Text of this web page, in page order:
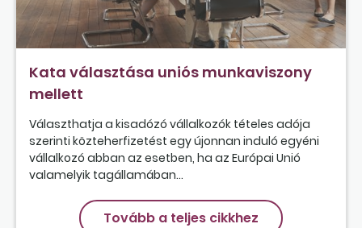
Kata választása uniós munkaviszony
mellett
Választhatja a kisadózó vállalkozók tételes adója
szerinti közteherfizetést egy újonnan induló egyéni
vállalkozó abban az esetben, ha az Európai Unió
valamelyik tagállamában...
Tovább a teljes cikkhez